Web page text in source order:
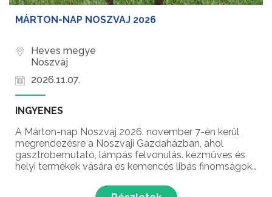
MÁRTON-NAP NOSZVAJ 2026
Heves megye
Noszvaj
2026.11.07.
INGYENES
A Márton-nap Noszvaj 2026. november 7-én kerül
megrendezésre a Noszvaji Gazdaházban, ahol
gasztrobemutató, lámpás felvonulás. kézműves és
helyi termékek vására és kemencés libás finomságok